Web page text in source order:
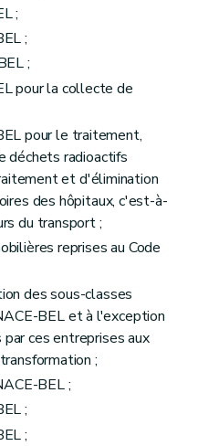
;
;
;
pour la collecte de
pour le traitement,
déchets radioactifs
et d'élimination
des hôpitaux, c'est-à-
du transport ;
reprises au Code
des sous-classes
BEL et à l'exception
ces entreprises aux
;
BEL ;
;
;